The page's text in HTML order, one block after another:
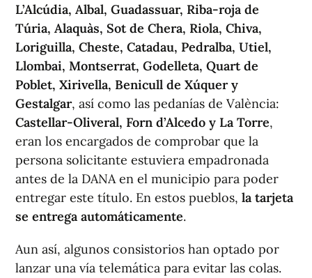
L’Alcúdia, Albal, Guadassuar, Riba-roja de
Túria, Alaquàs, Sot de Chera, Riola, Chiva,
Loriguilla, Cheste, Catadau, Pedralba, Utiel,
Llombai, Montserrat, Godelleta, Quart de
Poblet, Xirivella, Benicull de Xúquer y
Gestalgar, así como las pedanías de València:
Castellar-Oliveral, Forn d’Alcedo y La Torre,
eran los encargados de comprobar que la
persona solicitante estuviera empadronada
antes de la DANA en el municipio para poder
entregar este título. En estos pueblos, la tarjeta
se entrega automáticamente.
Aun así, algunos consistorios han optado por
lanzar una vía telemática para evitar las colas.